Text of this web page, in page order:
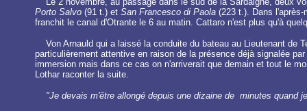
Porto Salvo(91 t.) et San Francesco di Paola(223 t.). Dans l'après-
franchit le canal d'Otrante le 6 au matin. Cattaro n'est plus qu'à
Von Arnauld qui a laissé la conduite du bateau au Lieutenant
particulièrement attentive en raison de la présence déjà signalée
immersion mais dans ce cas on n'arriverait que demain et tout le
Lothar raconter la suite.
"Je devais m'être allongé depuis une dizaine de minutes quand